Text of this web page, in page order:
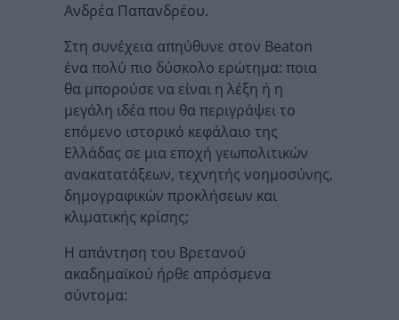
Ανδρέα Παπανδρέου.
Στη συνέχεια απηύθυνε στον Beaton
ένα πολύ πιο δύσκολο ερώτημα: ποια
θα μπορούσε να είναι η λέξη ή η
μεγάλη ιδέα που θα περιγράψει το
επόμενο ιστορικό κεφάλαιο της
Ελλάδας σε μια εποχή γεωπολιτικών
ανακατατάξεων, τεχνητής νοημοσύνης,
δημογραφικών προκλήσεων και
κλιματικής κρίσης;
Η απάντηση του Βρετανού
ακαδημαϊκού ήρθε απρόσμενα
σύντομα: